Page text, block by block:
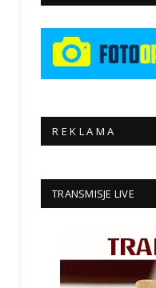
R E K L A M A
TRANSMISJE LIVE